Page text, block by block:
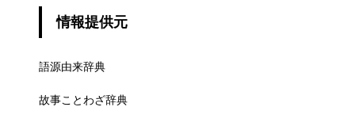
情報提供元
語源由来辞典
故事ことわざ辞典